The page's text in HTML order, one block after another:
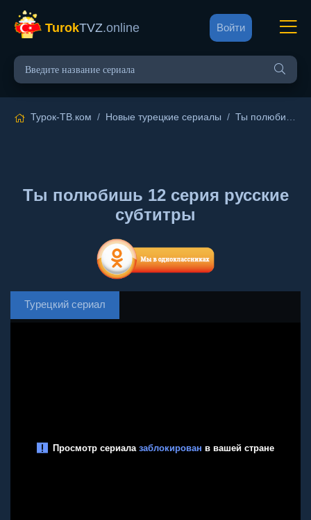
TurokTVZ.online Войти
Турок-ТВ.ком / Новые турецкие сериалы / Ты полюбишь
Ты полюбишь 12 серия русские
субтитры
Турецкий сериал